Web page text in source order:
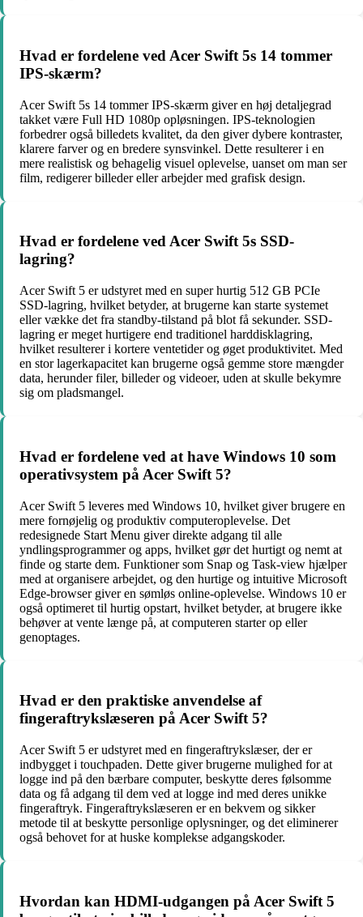
Hvad er fordelene ved Acer Swift 5s 14 tommer
IPS-skærm?
Acer Swift 5s 14 tommer IPS-skærm giver en høj detaljegrad
takket være Full HD 1080p opløsningen. IPS-teknologien
forbedrer også billedets kvalitet, da den giver dybere kontraster,
klarere farver og en bredere synsvinkel. Dette resulterer i en
mere realistisk og behagelig visuel oplevelse, uanset om man ser
film, redigerer billeder eller arbejder med grafisk design.
Hvad er fordelene ved Acer Swift 5s SSD-
lagring?
Acer Swift 5 er udstyret med en super hurtig 512 GB PCIe
SSD-lagring, hvilket betyder, at brugerne kan starte systemet
eller vække det fra standby-tilstand på blot få sekunder. SSD-
lagring er meget hurtigere end traditionel harddisklagring,
hvilket resulterer i kortere ventetider og øget produktivitet. Med
en stor lagerkapacitet kan brugerne også gemme store mængder
data, herunder filer, billeder og videoer, uden at skulle bekymre
sig om pladsmangel.
Hvad er fordelene ved at have Windows 10 som
operativsystem på Acer Swift 5?
Acer Swift 5 leveres med Windows 10, hvilket giver brugere en
mere fornøjelig og produktiv computeroplevelse. Det
redesignede Start Menu giver direkte adgang til alle
yndlingsprogrammer og apps, hvilket gør det hurtigt og nemt at
finde og starte dem. Funktioner som Snap og Task-view hjælper
med at organisere arbejdet, og den hurtige og intuitive Microsoft
Edge-browser giver en sømløs online-oplevelse. Windows 10 er
også optimeret til hurtig opstart, hvilket betyder, at brugere ikke
behøver at vente længe på, at computeren starter op eller
genoptages.
Hvad er den praktiske anvendelse af
fingeraftrykslæseren på Acer Swift 5?
Acer Swift 5 er udstyret med en fingeraftrykslæser, der er
indbygget i touchpaden. Dette giver brugerne mulighed for at
logge ind på den bærbare computer, beskytte deres følsomme
data og få adgang til dem ved at logge ind med deres unikke
fingeraftryk. Fingeraftrykslæseren er en bekvem og sikker
metode til at beskytte personlige oplysninger, og det eliminerer
også behovet for at huske komplekse adgangskoder.
Hvordan kan HDMI-udgangen på Acer Swift 5